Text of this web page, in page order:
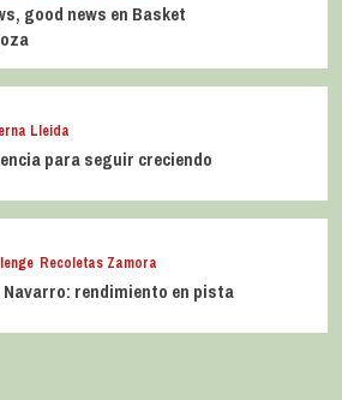
good news en Basket
Lleida
para seguir creciendo
Recoletas Zamora
Navarro: rendimiento en pista